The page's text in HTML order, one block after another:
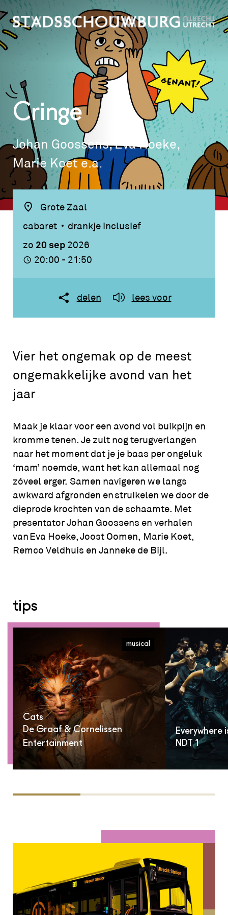
Cringe
Johan Goossens, Eva Hoeke,
Marie Koet e.a.
Grote Zaal
cabaret
drankje inclusief
zo 20 sep 2026
20:00 - 21:50
delen lees voor
Vier het ongemak op de meest
ongemakkelijke avond van het
jaar
Maak je klaar voor een avond vol buikpijn en
kromme tenen. Je zult nog terugverlangen
naar het moment dat je je baas per ongeluk
‘mam’ noemde, want het kan allemaal nog
zóveel erger. Samen navigeren we langs
awkward afgronden en struikelen we door de
dieprode krochten van de schaamte. Met
presentator Johan Goossens en verhalen
van Eva Hoeke, Joost Oomen, Marie Koet,
Remco Veldhuis en Janneke de Bijl.
tips
Cats
musical
De Graaf & Cornelissen
Entertainment
Everywhere
NDT 1